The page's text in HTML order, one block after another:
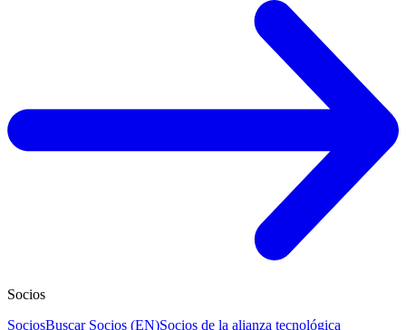
Socios
SociosBuscar Socios (EN)Socios de la alianza tecnológica